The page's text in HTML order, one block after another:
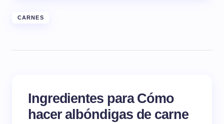
CARNES
Ingredientes para Cómo
hacer albóndigas de carne